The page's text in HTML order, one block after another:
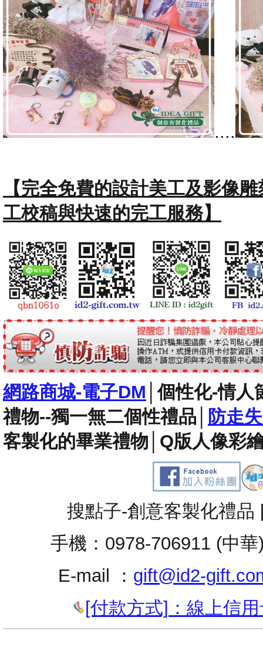
....
【完全免費的設計美工及影像
工校稿與快速的完工服務】
網路商城-電子DM │個性化-情人
禮物--獨一無二個性禮品
防走
客製化的畢業禮物 Q版人像彩
搜點子-創意客製化禮
手機：0978-706911 (中
E-mail ： gift@id2-
[付款方式]：線上信